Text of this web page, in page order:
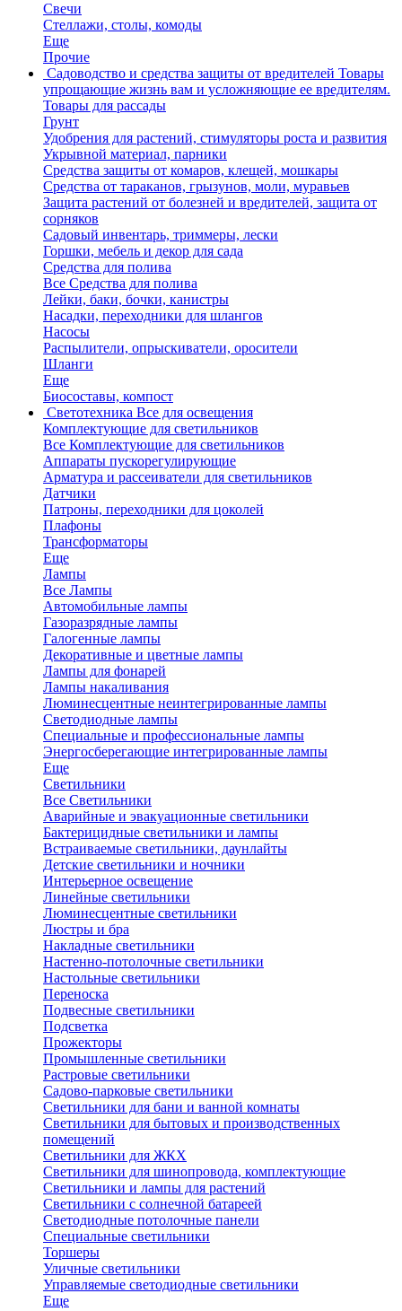
Свечи
Стеллажи, столы, комоды
Еще
Прочие
Садоводство и средства защиты от вредителей Товары
упрощающие жизнь вам и усложняющие ее вредителям.
Товары для рассады
Грунт
Удобрения для растений, стимуляторы роста и развития
Укрывной материал, парники
Средства защиты от комаров, клещей, мошкары
Средства от тараканов, грызунов, моли, муравьев
Защита растений от болезней и вредителей, защита от
сорняков
Садовый инвентарь, триммеры, лески
Горшки, мебель и декор для сада
Средства для полива
Все Средства для полива
Лейки, баки, бочки, канистры
Насадки, переходники для шлангов
Насосы
Распылители, опрыскиватели, оросители
Шланги
Еще
Биосоставы, компост
Светотехника Все для освещения
Комплектующие для светильников
Все Комплектующие для светильников
Аппараты пускорегулирующие
Арматура и рассеиватели для светильников
Датчики
Патроны, переходники для цоколей
Плафоны
Трансформаторы
Еще
Лампы
Все Лампы
Автомобильные лампы
Газоразрядные лампы
Галогенные лампы
Декоративные и цветные лампы
Лампы для фонарей
Лампы накаливания
Люминесцентные неинтегрированные лампы
Светодиодные лампы
Специальные и профессиональные лампы
Энергосберегающие интегрированные лампы
Еще
Светильники
Все Светильники
Аварийные и эвакуационные светильники
Бактерицидные светильники и лампы
Встраиваемые светильники, даунлайты
Детские светильники и ночники
Интерьерное освещение
Линейные светильники
Люминесцентные светильники
Люстры и бра
Накладные светильники
Настенно-потолочные светильники
Настольные светильники
Переноска
Подвесные светильники
Подсветка
Прожекторы
Промышленные светильники
Растровые светильники
Садово-парковые светильники
Светильники для бани и ванной комнаты
Светильники для бытовых и производственных
помещений
Светильники для ЖКХ
Светильники для шинопровода, комплектующие
Светильники и лампы для растений
Светильники с солнечной батареей
Светодиодные потолочные панели
Специальные светильники
Торшеры
Уличные светильники
Управляемые светодиодные светильники
Еще